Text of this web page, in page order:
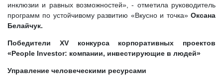
инклюзии и равных возможностей», - отметила руководитель
программ по устойчивому развитию «Вкусно и точка»Оксана
Белайчук.
Победители XV конкурса корпоративных проектов
«People Investor: компании, инвестирующие в людей»
Управление человеческими ресурсами